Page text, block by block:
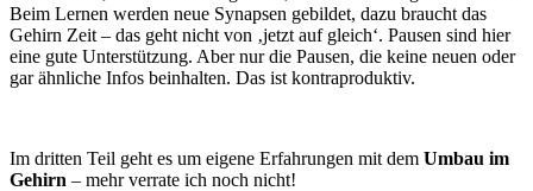
Beim Lernen werden neue Synapsen gebildet, dazu braucht das
Gehirn Zeit – das geht nicht von ‚jetzt auf gleich‘. Pausen sind hier
eine gute Unterstützung. Aber nur die Pausen, die keine neuen oder
gar ähnliche Infos beinhalten. Das ist kontraproduktiv.
Im dritten Teil geht es um eigene Erfahrungen mit dem Umbau im
Gehirn – mehr verrate ich noch nicht!